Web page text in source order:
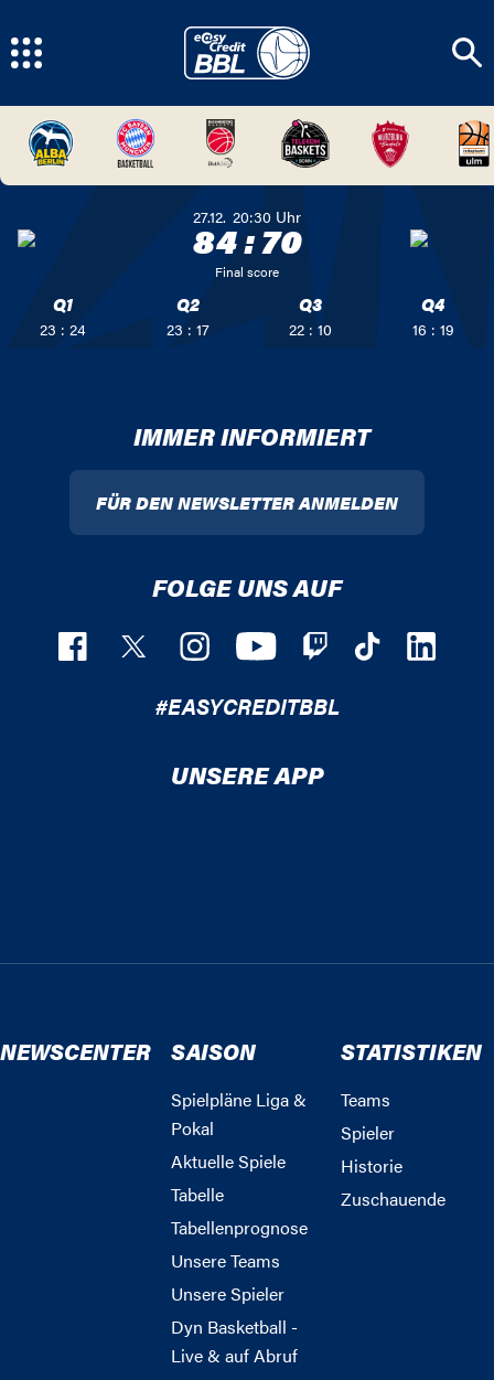
27.12. 20:30 Uhr
84:70
Final score
Q1
23 : 24
Q2
23 : 17
Q3
22 : 10
Q4
16 : 19
IMMER INFORMIERT
FÜR DEN NEWSLETTER ANMELDEN
FOLGE UNS AUF
#EASYCREDITBBL
UNSERE APP
NEWSCENTER SAISON
Spielpläne Liga &
Pokal
Aktuelle Spiele
Tabelle
Tabellenprognose
Unsere Teams
Unsere Spieler
Dyn Basketball -
Live & auf Abruf
STATISTIKEN
Teams
Spieler
Historie
Zuschauende